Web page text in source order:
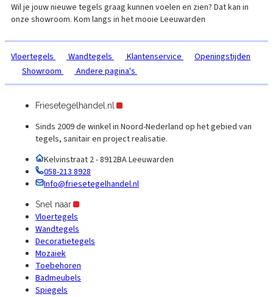
Wil je jouw nieuwe tegels graag kunnen voelen en zien? Dat kan in
onze showroom. Kom langs in het mooie Leeuwarden
Vloertegels Wandtegels Klantenservice
Openingstijden
Showroom
Andere pagina's
Friesetegelhandel.nl
Sinds 2009 de winkel in Noord-Nederland op het gebied van
tegels, sanitair en project realisatie.
Kelvinstraat 2 - 8912BA Leeuwarden
058-213 8928
Info@friesetegelhandel.nl
Snel naar
Vloertegels
Wandtegels
Decoratietegels
Mozaiek
Toebehoren
Badmeubels
Spiegels